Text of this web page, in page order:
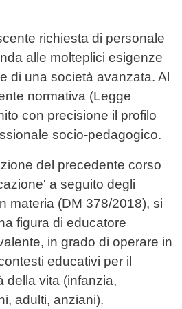
richiesta di personale
alle molteplici esigenze
di una società avanzata. Al
normativa (Legge
con precisione il profilo
socio-pedagogico.
del precedente corso
a seguito degli
materia (DM 378/2018), si
figura di educatore
in grado di operare in
educativi per il
della vita (infanzia,
adulti, anziani).